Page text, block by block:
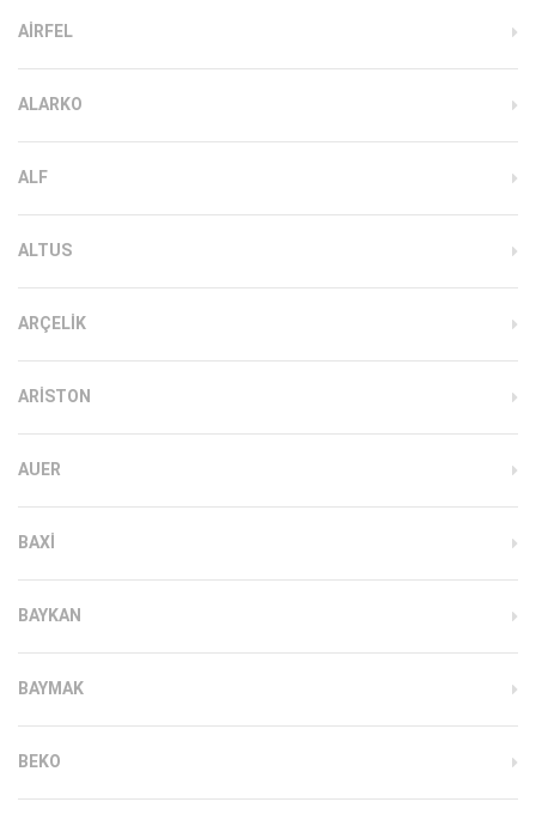
AIRFEL
ALARKO
ALF
ALTUS
ARÇELIK
ARISTON
AUER
BAXI
BAYKAN
BAYMAK
BEKO